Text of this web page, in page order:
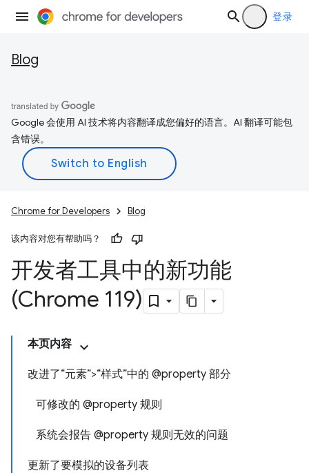
登录
Blog
Google 会使用 AI 技术将内容翻译成您偏好的语言。AI 翻译可能包
含错误。
Chrome for Developers Blog
该内容对您有帮助吗？
开发者工具中的新功能
(Chrome 119)
本页内容
改进了“元素”>“样式”中的 @property 部分
可修改的 @property 规则
系统会报告 @property 规则无效的问题
更新了要模拟的设备列表